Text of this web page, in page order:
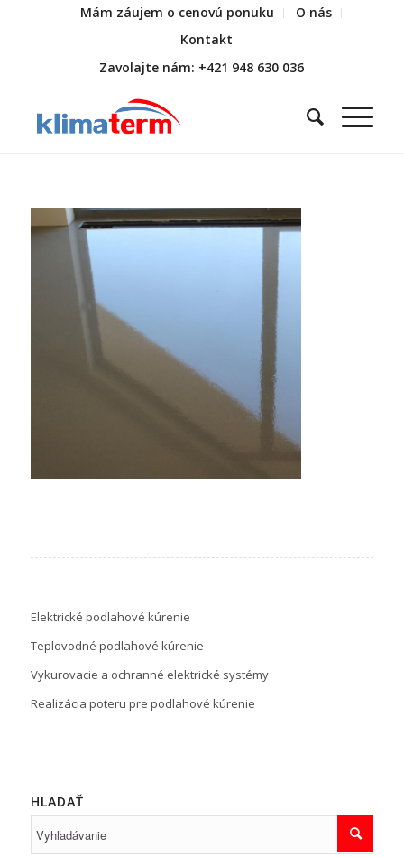
Mám záujem o cenovú ponuku
O nás
Kontakt
Zavolajte nám: +421 948 630 036
Elektrické podlahové kúrenie
Teplovodné podlahové kúrenie
Vykurovacie a ochranné elektrické systémy
Realizácia poteru pre podlahové kúrenie
HLADAŤ